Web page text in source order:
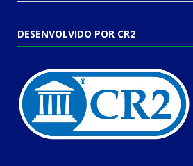
DESENVOLVIDO POR CR2